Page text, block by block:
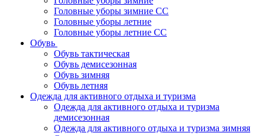
Головные уборы зимние СС
Головные уборы летние
Головные уборы летние СС
Обувь
Обувь тактическая
Обувь демисезонная
Обувь зимняя
Обувь летняя
Одежда для активного отдыха и туризма
Одежда для активного отдыха и туризма
демисезонная
Одежда для активного отдыха и туризма зимняя